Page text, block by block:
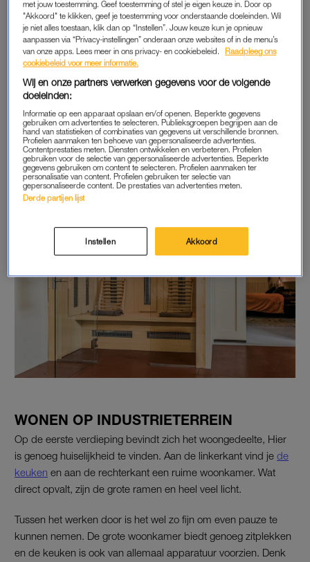
zwoegen in de grote werkruimte.
WONEN OP INDUSTRIETERREIN
Op de eerste verdieping bevindt zich het woongedeelte, Hier
is genoeg huiselijkheid te vinden. Aan de linkerkant vind je de
keuken en aan de rechterkant een ruime woonkamer. Wat
direct opvalt, zijn de grote ramen en heel veel licht.
Tussen het werken door is het wel zo fijn om even pauze te
kunnen nemen. De grote woonkamer biedt genoeg zitplekken
en de keuken is ook van allemaal apparatuur voorzien. Denk
met jouw toestemming. Geef toestemming of stel je eigen keuze in. Door op
"Akkoord" te klikken, geef je toestemming voor onderstaande doeleinden. Wil
je niet alles toestaan, klik dan op “Instellen”. Jouw keuze kun je opnieuw
aanpassen via “Privacy-instellingen” onderaan onze websites of in de menu’s
van onze apps. Lees meer in ons privacy- en cookiebeleid.
Raadpleeg ons
cookiebeleid voor meer informatie.
Wij en onze partners verwerken gegevens voor de volgende
doeleinden:
Informatie op een apparaat opslaan en/of openen. Beperkte gegevens
gebruiken om advertenties te selecteren. Publieksgroepen begrijpen aan de
hand van statistieken of combinaties van gegevens uit verschillende bronnen.
Profielen aanmaken ten behoeve van gepersonaliseerde advertenties.
Contentprestaties meten. Diensten ontwikkelen en verbeteren. Profielen
gebruiken voor de selectie van gepersonaliseerde advertenties. Beperkte
gegevens gebruiken om content te selecteren. Profielen aanmaken ter
personalisatie van content. Profielen gebruiken ter selectie van
gepersonaliseerde content. De prestaties van advertenties meten.
Derde partijen lijst
Instellen Akkoord